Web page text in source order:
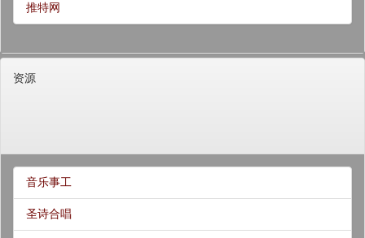
推特网
资源
音乐事工
圣诗合唱